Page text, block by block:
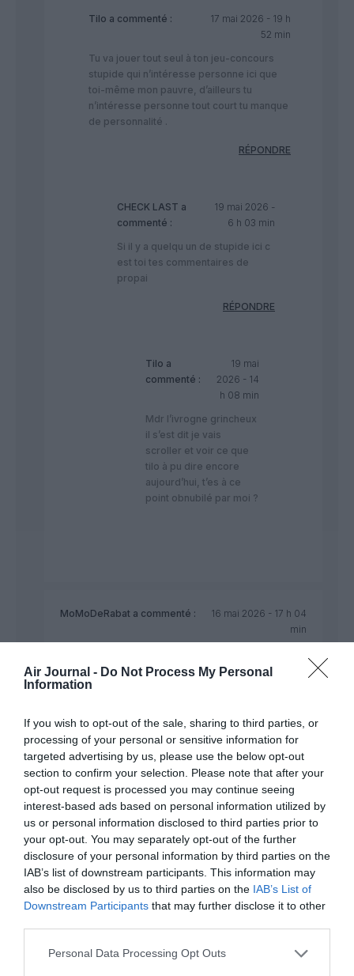
Air Journal - Do Not Process My Personal
Information
If you wish to opt-out of the sale, sharing to third parties, or
processing of your personal or sensitive information for
targeted advertising by us, please use the below opt-out
section to confirm your selection. Please note that after your
opt-out request is processed you may continue seeing
interest-based ads based on personal information utilized by
us or personal information disclosed to third parties prior to
your opt-out. You may separately opt-out of the further
disclosure of your personal information by third parties on the
IAB’s list of downstream participants. This information may
also be disclosed by us to third parties on the IAB’s List of
Downstream Participants that may further disclose it to other
Personal Data Processing Opt Outs
Tilo a commenté :
17 mai 2026 - 19 h
52 min
Tu va jouer tout seul à ton jeu-concours
stupide qui n’intéresse personne ici que
toi-même mon pauvre, d’ailleurs tu
n’intéresse personne tout court tu manque
de personnalité .
RÉPONDRE
CHECK LAST a
commenté :
19 mai 2026 -
6 h 03 min
Si il y a quelqu un de stupide ici c
est toi tes commentaires de
propai
RÉPONDRE
Tilo a
commenté :
19 mai
2026 - 14
h 08 min
Mdr l’ivrogne grincheux
il s’est dit je vais
scroller et voir ce que
tilo à pu dire encore
aujourd’hui, t’es à ce
point obnubilé par moi ?
MoMoDeRabat a commenté :
16 mai 2026 - 17 h 04
min
C’est Trump qui a fait monter la sauce avec ses
effets d’annonce habituels, mais pour Boeing,
une vraie victoire sur le calendrier.
​Tu as totalement raison de rappeler la différence de
traitement entre les deux constructeurs. Airbus joue
à domicile en Chine avec la FAL de Tianjin, ce qui en
fait un partenaire “local” et épargné par les
tensions. Boeing, à l’inverse, sert de thermomètre
diplomatique entre Washington et Pékin depuis des
années.
​Le simple fait que la Chine valide ce premier lot de
200 appareils prouve qu’elle veut maintenir le
dialogue économique et qu’elle a cruellement
besoin de ces avions pour sa propre croissance,
malgré les postures politiques. C’est un retour au
RÉPONDRE